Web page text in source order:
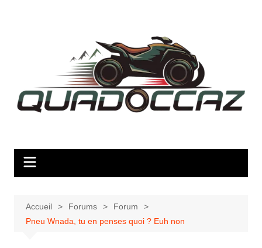
Accueil Forums
Forum
Pneu Wnada, tu en penses quoi ? Euh non